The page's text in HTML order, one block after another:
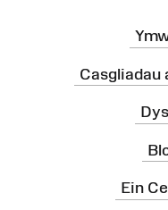
Casgliadau
Ein